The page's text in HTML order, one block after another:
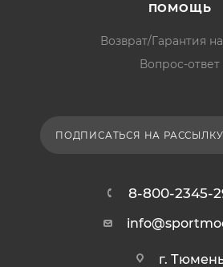
ПОМОЩЬ
Возврат/Гарантия
Вопрос-ответ
ПОДПИСАТЬСЯ НА РАССЫЛКУ
8-800-2345-
г.